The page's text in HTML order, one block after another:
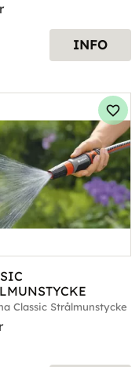
INFO
Classic Strålmunstycke